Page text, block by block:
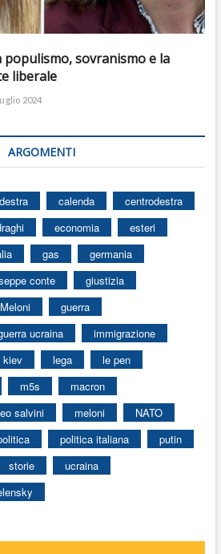
sovranismo e la
liberale
2024
ARGOMENTI
calenda
centrodestra
economia
esteri
gas
germania
conte
giustizia
guerra
ucraina
immigrazione
kiev lega
le pen
m5s
macron
salvini meloni
NATO
politica italiana
putin
storie
ucraina